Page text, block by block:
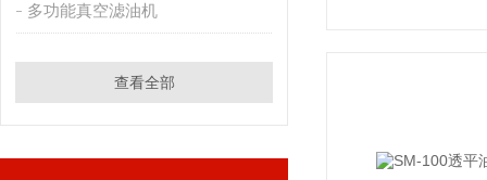
多功能真空滤油机
查看全部